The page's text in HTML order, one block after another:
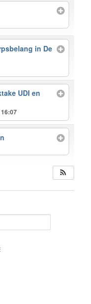
in De
UDI en